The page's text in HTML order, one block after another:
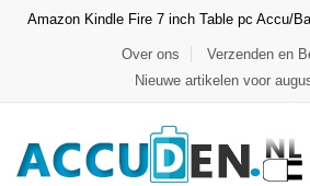
Amazon Kindle Fire 7 inch Table pc Accu/
Over ons
Verzenden en
Nieuwe artikelen voor